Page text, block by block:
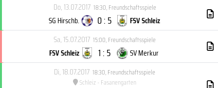
Do, 13.07.2017 18:30,Freundschaftsspiele
SG Hirschb. 0 : 5
FSV Schleiz
Sa, 15.07.2017 15:00,Freundschaftsspiele
FSV Schleiz 1 : 5
SV Merkur
Di, 18.07.2017 18:30,Freundschaftsspiele
Schleiz - Fasanengarten